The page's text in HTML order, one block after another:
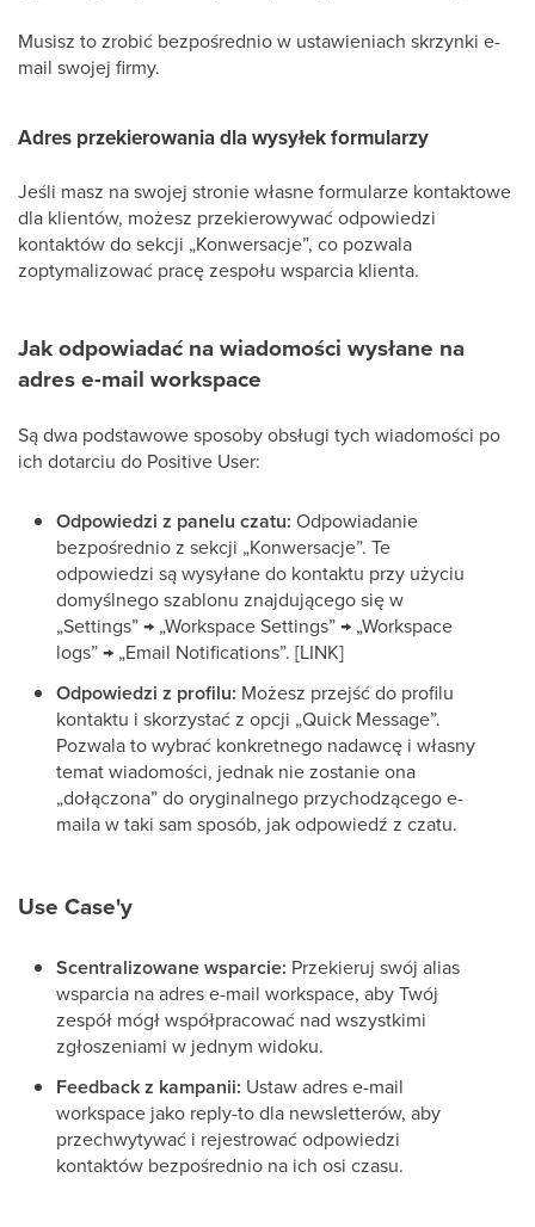
Musisz to zrobić bezpośrednio w ustawieniach skrzynki e-
mail swojej firmy.
Adres przekierowania dla wysyłek formularzy
Jeśli masz na swojej stronie własne formularze kontaktowe
dla klientów, możesz przekierowywać odpowiedzi
kontaktów do sekcji „Konwersacje”, co pozwala
zoptymalizować pracę zespołu wsparcia klienta.
Jak odpowiadać na wiadomości wysłane na
adres e-mail workspace
Są dwa podstawowe sposoby obsługi tych wiadomości po
ich dotarciu do Positive User:
Odpowiedzi z panelu czatu: Odpowiadanie
bezpośrednio z sekcji „Konwersacje”. Te
odpowiedzi są wysyłane do kontaktu przy użyciu
domyślnego szablonu znajdującego się w
„Settings” → „Workspace Settings” → „Workspace
logs” → „Email Notifications”. [LINK]
Odpowiedzi z profilu: Możesz przejść do profilu
kontaktu i skorzystać z opcji „Quick Message”.
Pozwala to wybrać konkretnego nadawcę i własny
temat wiadomości, jednak nie zostanie ona
„dołączona” do oryginalnego przychodzącego e-
maila w taki sam sposób, jak odpowiedź z czatu.
Use Case'y
Scentralizowane wsparcie: Przekieruj swój alias
wsparcia na adres e-mail workspace, aby Twój
zespół mógł współpracować nad wszystkimi
zgłoszeniami w jednym widoku.
Feedback z kampanii: Ustaw adres e-mail
workspace jako reply-to dla newsletterów, aby
przechwytywać i rejestrować odpowiedzi
kontaktów bezpośrednio na ich osi czasu.